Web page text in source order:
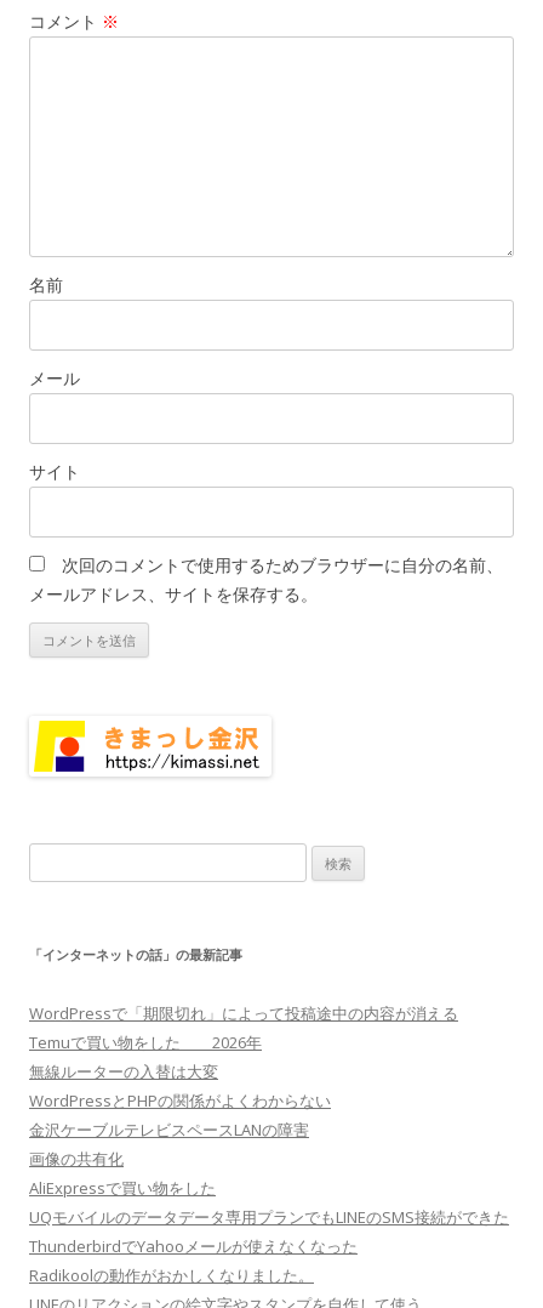
ン
コメント ※
名前
メール
サイト
次回のコメントで使用するためブラウザーに自分の名前、
メールアドレス、サイトを保存する。
索:
「インターネットの話」の最新記事
WordPressで「期限切れ」によって投稿途中の内容が消える
Temuで買い物をした 2026年
無線ルーターの入替は大変
WordPressとPHPの関係がよくわからない
金沢ケーブルテレビスペースLANの障害
画像の共有化
AliExpressで買い物をした
UQモバイルのデータデータ専用プランでもLINEのSMS接続ができた
ThunderbirdでYahooメールが使えなくなった
Radikoolの動作がおかしくなりました。